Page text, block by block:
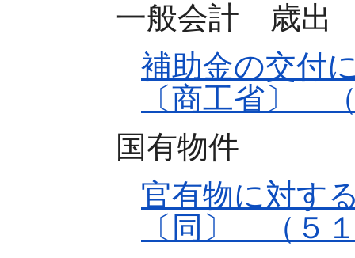
一般会計 歳出
補助金の交付
〔商工省〕
国有物件
官有物に対す
〔同〕 （５